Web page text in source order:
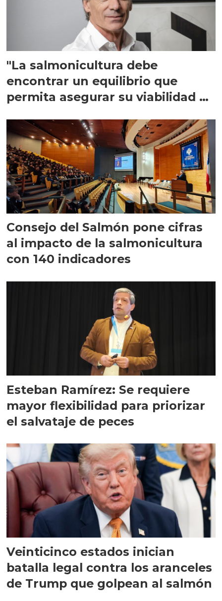
"La salmonicultura debe
encontrar un equilibrio que
permita asegurar su viabilidad de
Consejo del Salmón pone cifras
al impacto de la salmonicultura
con 140 indicadores
Esteban Ramírez: Se requiere
mayor flexibilidad para priorizar
el salvataje de peces
Veinticinco estados inician
batalla legal contra los aranceles
de Trump que golpean al salmón